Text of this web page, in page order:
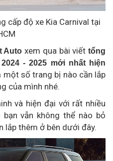
cấp độ xe Kia Carnival tại
Auto xem qua bài viếttổng
- 2025 mới nhất hiện
một số trang bị nào cần lắp
của mình nhé.
và hiện đại với rất nhiều
vẫn không thể nào bỏ
lắp thêm ở bên dưới đây.